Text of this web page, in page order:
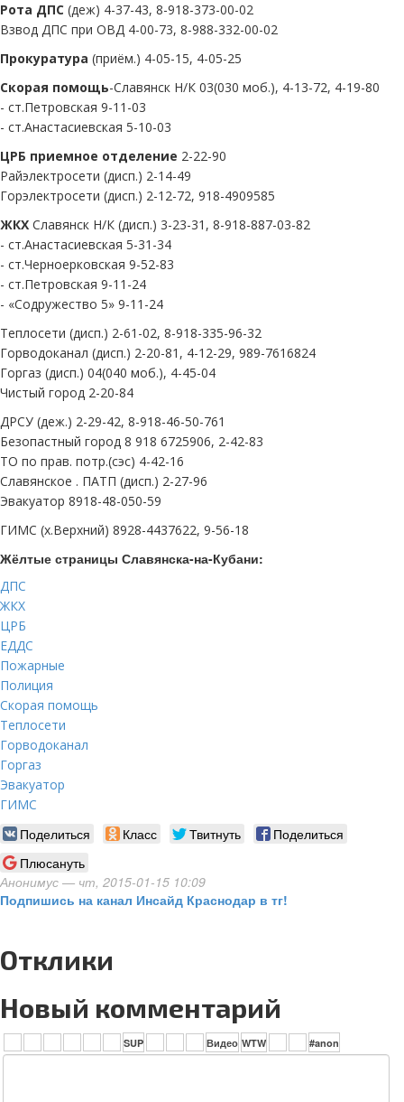
Рота ДПС (деж) 4-37-43, 8-918-373-00-02
Взвод ДПС при ОВД 4-00-73, 8-988-332-00-02
Прокуратура (приём.) 4-05-15, 4-05-25
Скорая помощь-Славянск Н/К 03(030 моб.), 4-13-72, 4-19-80
- ст.Петровская 9-11-03
- ст.Анастасиевская 5-10-03
ЦРБ приемное отделение 2-22-90
Райэлектросети (дисп.) 2-14-49
Горэлектросети (дисп.) 2-12-72, 918-4909585
ЖКХ Славянск Н/К (дисп.) 3-23-31, 8-918-887-03-82
- ст.Анастасиевская 5-31-34
- ст.Черноерковская 9-52-83
- ст.Петровская 9-11-24
- «Содружество 5» 9-11-24
Теплосети (дисп.) 2-61-02, 8-918-335-96-32
Горводоканал (дисп.) 2-20-81, 4-12-29, 989-7616824
Горгаз (дисп.) 04(040 моб.), 4-45-04
Чистый город 2-20-84
ДРСУ (деж.) 2-29-42, 8-918-46-50-761
Безопастный город 8 918 6725906, 2-42-83
ТО по прав. потр.(сэс) 4-42-16
Славянское . ПАТП (дисп.) 2-27-96
Эвакуатор 8918-48-050-59
ГИМС (х.Верхний) 8928-4437622, 9-56-18
Жёлтые страницы Славянска-на-Кубани:
ДПС
ЖКХ
ЦРБ
ЕДДС
Пожарные
Полиция
Скорая помощь
Теплосети
Горводоканал
Горгаз
Эвакуатор
ГИМС
Поделиться Класс Твитнуть
Поделиться
Плюсануть
Анонимус — чт, 2015-01-15 10:09
Подпишись на канал Инсайд Краснодар в тг!
Отклики
Новый комментарий